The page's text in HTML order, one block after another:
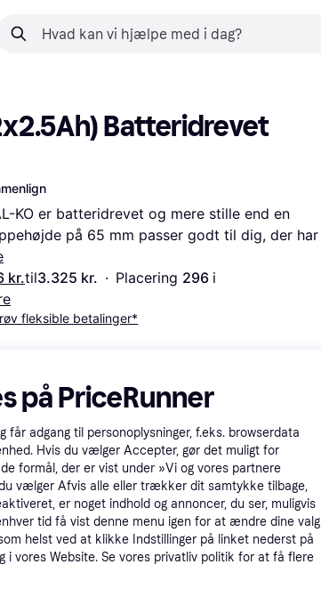
Batteridrevet
KO er batteridrevet og mere stille end en
på 65 mm passer godt til dig, der har
kr.til3.325 kr. · Placering 296 i
fleksible betalinger*
Promoveret
Købsgaranti
på PriceRunner
får adgang til personoplysninger, f.eks. browserdata
Hvis du vælger Accepter, gør det muligt for
formål, der er vist under »Vi og vores partnere
vælger Afvis alle eller trækker dit samtykke tilbage,
er noget indhold og annoncer, du ser, muligvis
tid få vist denne menu igen for at ændre dine valg
helst ved at klikke Indstillinger på linket nederst på
i vores Website. Se vores privatliv politik for at få flere